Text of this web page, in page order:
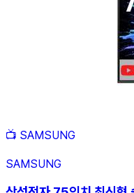
📺 SAMSUNG
SAMSUNG